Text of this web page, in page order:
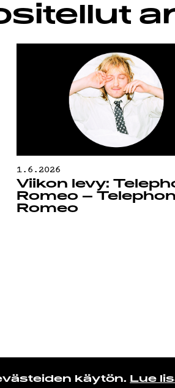
käytön. Lue
1.6.2026
Viikon levy:
Romeo –
Romeo